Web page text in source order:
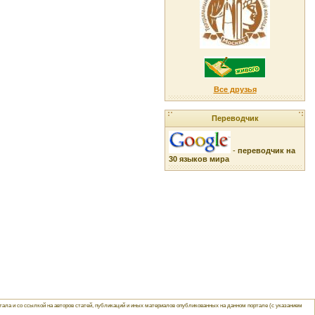
Все друзья
Переводчик
- переводчик на
30 языков мира
и со ссылкой на авторов статей, публикаций и иных материалов опубликованных на данном портале (с указанием